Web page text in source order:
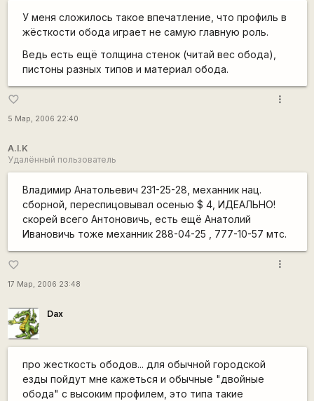
У меня сложилось такое впечатление, что профиль в
жёсткости обода играет не самую главную роль.
Ведь есть ещё толщина стенок (читай вес обода),
пистоны разных типов и материал обода.
favorite_border
5 Мар, 2006 22:40
more_vert
A.I.K
Удалённый пользователь
Владимир Анатольевич 231-25-28, механник нац.
сборной, переспицовывал осенью $ 4, ИДЕАЛЬНО!
скорей всего Антоновичь, есть ещё Анатолий
Ивановичь тоже механник 288-04-25 , 777-10-57 мтс.
favorite_border
17 Мар, 2006 23:48
more_vert
Dax
про жесткость ободов... для обычной городской
езды пойдут мне кажеться и обычные "двойные
обода" с высоким профилем, это типа такие